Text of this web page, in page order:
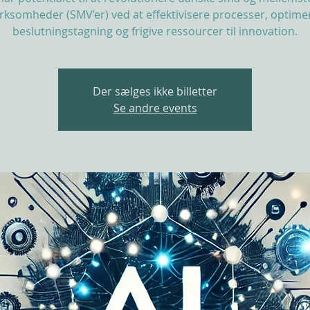
(SMV’er) ved at effektivisere processer,
beslutningstagning og frigive ressourcer til innovation.
Der sælges ikke billetter
Se andre events